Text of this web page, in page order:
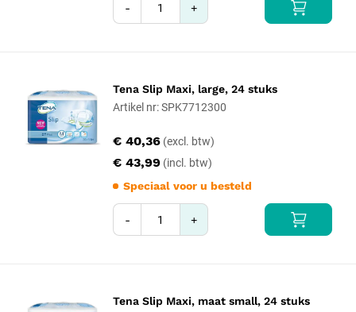
- +
Tena Slip Maxi, large, 24 stuks
Artikel nr: SPK7712300
€ 43,99
€ 40,36
Speciaal voor u besteld
- +
Tena Slip Maxi, maat small, 24 stuks